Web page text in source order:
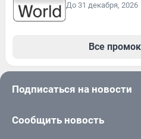
До 31 декабря, 2026
Все
Подписаться на новости
Сообщить новость